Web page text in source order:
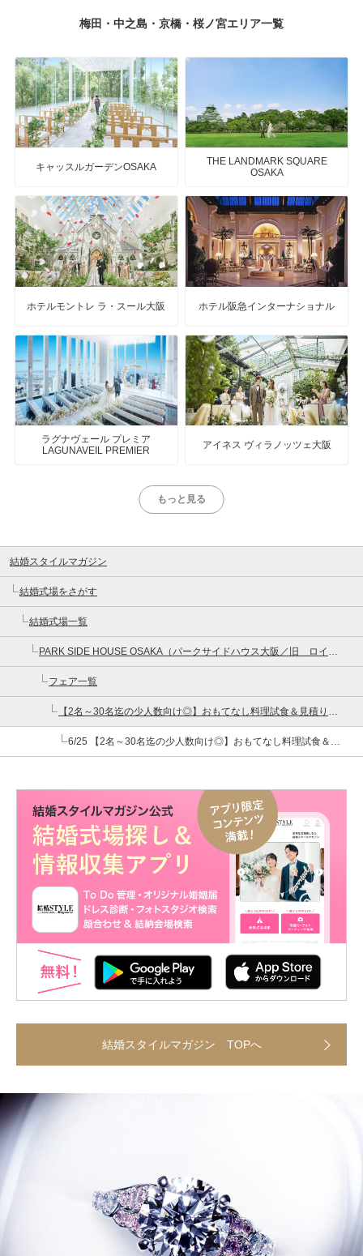
梅田・中之島・京橋・桜ノ宮エリア一覧
キャッスルガーデンOSAKA
THE LANDMARK SQUARE
OSAKA
ホテルモントレ ラ・スール大阪 ホテル阪急インターナショナル
ラグナヴェール プレミア
LAGUNAVEIL PREMIER
アイネス ヴィラノッツェ大阪
もっと見る
結婚スタイルマガジン
結婚式場をさがす
結婚式場一覧
PARK SIDE HOUSE OSAKA（パークサイドハウス大阪／旧 ロイヤルガーデン大阪梅田）
フェア一覧
【2名～30名迄の少人数向け◎】おもてなし料理試食＆見積り相談
6/25 【2名～30名迄の少人数向け◎】おもてなし料理試食＆見積り相談
結婚スタイルマガジン TOPへ